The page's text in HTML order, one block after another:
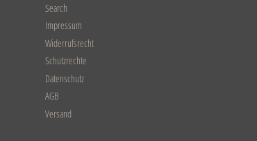
Search
Impressum
Widerrufsrecht
Schutzrechte
Datenschutz
AGB
Versand